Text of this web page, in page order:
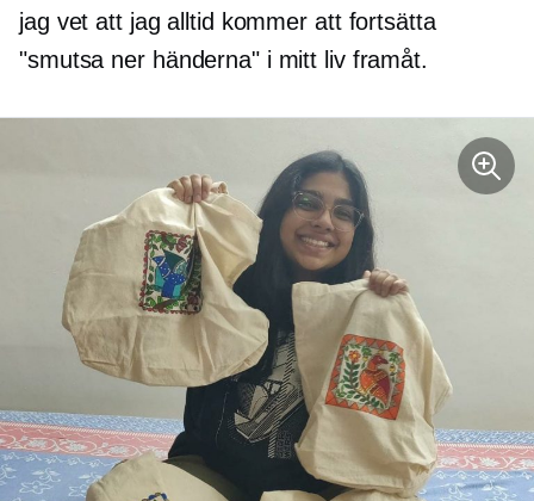
jag vet att jag alltid kommer att fortsätta
"smutsa ner händerna" i mitt liv framåt.